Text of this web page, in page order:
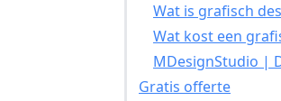
Wat is grafisch
Wat kost een
MDesignStudio |
Gratis offerte